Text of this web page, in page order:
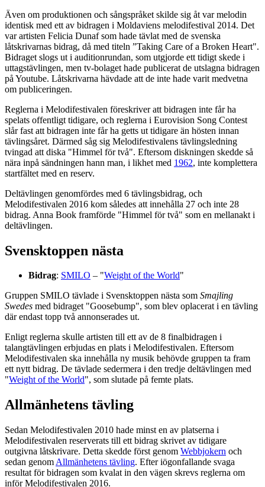
Även om produktionen och sångspråket skilde sig åt var melodin
identisk med ett av bidragen i Moldaviens melodifestival 2014. Det
var artisten Felicia Dunaf som hade tävlat med de svenska
låtskrivarnas bidrag, då med titeln ”Taking Care of a Broken Heart".
Bidraget slogs ut i auditionrundan, som utgjorde ett tidigt skede i
uttagstävlingen, men tv-bolaget hade publicerat de utslagna bidragen
på Youtube. Låtskrivarna hävdade att de inte hade varit medvetna
om publiceringen.
Reglerna i Melodifestivalen föreskriver att bidragen inte får ha
spelats offentligt tidigare, och reglerna i Eurovision Song Contest
slår fast att bidragen inte får ha getts ut tidigare än hösten innan
tävlingsåret. Därmed såg sig Melodifestivalens tävlingsledning
tvingad att diska "Himmel för två". Eftersom diskningen skedde så
nära inpå sändningen hann man, i likhet med 1962, inte komplettera
startfältet med en reserv.
Deltävlingen genomfördes med 6 tävlingsbidrag, och
Melodifestivalen 2016 kom således att innehålla 27 och inte 28
bidrag. Anna Book framförde "Himmel för två" som en mellanakt i
deltävlingen.
Svensktoppen nästa
Bidrag: SMILO – "Weight of the World"
Gruppen SMILO tävlade i Svensktoppen nästa som Smajling
Swedes med bidraget "Goosebump", som blev oplacerat i en tävling
där endast topp två annonserades ut.
Enligt reglerna skulle artisten till ett av de 8 finalbidragen i
talangtävlingen erbjudas en plats i Melodifestivalen. Eftersom
Melodifestivalen ska innehålla ny musik behövde gruppen ta fram
ett nytt bidrag. De tävlade sedermera i den tredje deltävlingen med
"Weight of the World", som slutade på femte plats.
Allmänhetens tävling
Sedan Melodifestivalen 2010 hade minst en av platserna i
Melodifestivalen reserverats till ett bidrag skrivet av tidigare
outgivna låtskrivare. Detta skedde först genom Webbjokern och
sedan genom Allmänhetens tävling. Efter iögonfallande svaga
resultat för bidragen som kvalat in den vägen skrevs reglerna om
inför Melodifestivalen 2016.